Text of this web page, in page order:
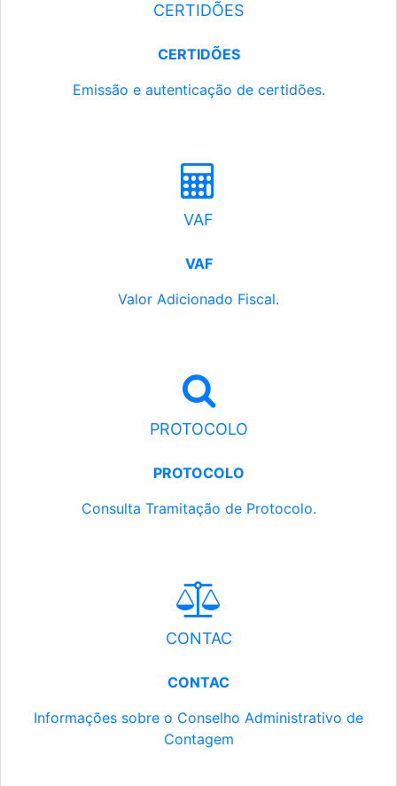
CERTIDÕES
CERTIDÕES
Emissão e autenticação de certidões.
VAF
VAF
Valor Adicionado Fiscal.
PROTOCOLO
PROTOCOLO
Consulta Tramitação de Protocolo.
CONTAC
CONTAC
Informações sobre o Conselho Administrativo de
Contagem